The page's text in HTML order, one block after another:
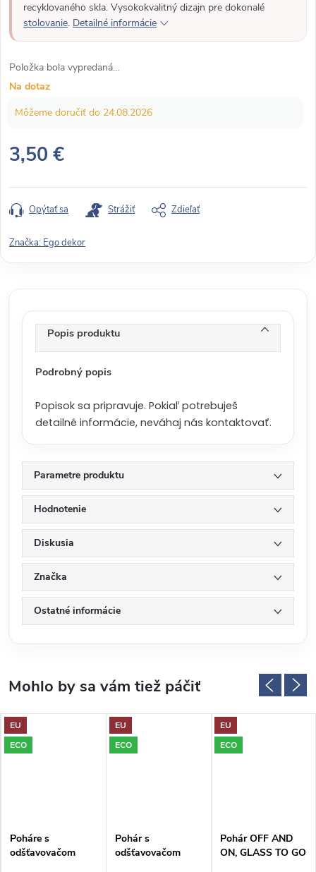
recyklovaného skla. Vysokokvalitný dizajn pre dokonalé
stolovanie. Detailné informácie
Položka bola vypredaná…
Na dotaz
24.08.2026
3,50 €
e
d
o
Opýtať sa Strážiť Zdieľať
Značka: Ego dekor
Popis produktu
Podrobný popis
Popisok sa pripravuje. Pokiaľ potrebuješ
detailné informácie, neváhaj nás kontaktovať.
Parametre produktu
Hodnotenie
Diskusia
Značka
Ostatné informácie
EU
ECO
Poháre s
odšťavovačom
EU
ECO
Pohár s
odšťavovačom
EU
ECO
Pohár OFF AND
ON, GLASS TO GO